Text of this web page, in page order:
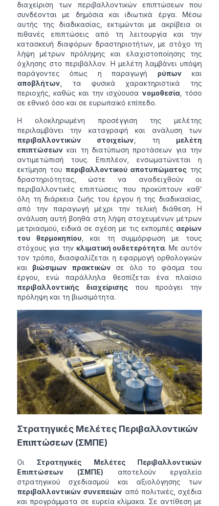
διαχείριση των περιβαλλοντικών επιπτώσεων που
συνδέονται με δημόσια και ιδιωτικά έργα. Μέσω
αυτής της διαδικασίας, εκτιμώνται με ακρίβεια οι
πιθανές επιπτώσεις από τη λειτουργία και την
κατασκευή διαφόρων δραστηριοτήτων, με στόχο τη
λήψη μέτρων πρόληψης και ελαχιστοποίησης της
όχλησης στο περιβάλλον. Η μελέτη λαμβάνει υπόψη
παράγοντες όπως η παραγωγή ρύπων και
αποβλήτων , τα φυσικά χαρακτηριστικά της
περιοχής, καθώς και την ισχύουσα νομοθεσία, τόσο
σε εθνικό όσο και σε ευρωπαϊκό επίπεδο.
Η ολοκληρωμένη προσέγγιση της μελέτης
περιλαμβάνει την καταγραφή και ανάλυση των
περιβαλλοντικών στοιχείων , τη μελέτη
επιπτώσεων και τη διατύπωση προτάσεων για την
αντιμετώπισή τους. Επιπλέον, ενσωματώνεται η
εκτίμηση του περιβαλλοντικού αποτυπώματος της
δραστηριότητας, ώστε να αναδειχθούν οι
περιβαλλοντικές επιπτώσεις που προκύπτουν καθ’
όλη τη διάρκεια ζωής του έργου ή της διαδικασίας,
από την παραγωγή μέχρι την τελική διάθεση. Η
ανάλυση αυτή βοηθά στη λήψη στοχευμένων μέτρων
μετριασμού, ειδικά σε σχέση με τις εκπομπές αερίων
του θερμοκηπίου , και τη συμμόρφωση με τους
στόχους για την κλιματική ουδετερότητα. Με αυτόν
τον τρόπο, διασφαλίζεται η εφαρμογή ορθολογικών
και βιώσιμων πρακτικών σε όλο το φάσμα του
έργου, ενώ παράλληλα θεσπίζεται ένα πλαίσιο
περιβαλλοντικής διαχείρισηςπου προάγει την
πρόληψη και τη βιωσιμότητα.
Στρατηγικές Μελέτες Περιβαλλοντικών
Επιπτώσεων (ΣΜΠΕ)
Οι Στρατηγικές Μελέτες Περιβαλλοντικών
Επιπτώσεων (ΣΜΠΕ) αποτελούν εργαλείο
στρατηγικού σχεδιασμού και αξιολόγησης των
περιβαλλοντικών συνεπειών από πολιτικές, σχέδια
και προγράμματα σε ευρεία κλίμακα. Σε αντίθεση με